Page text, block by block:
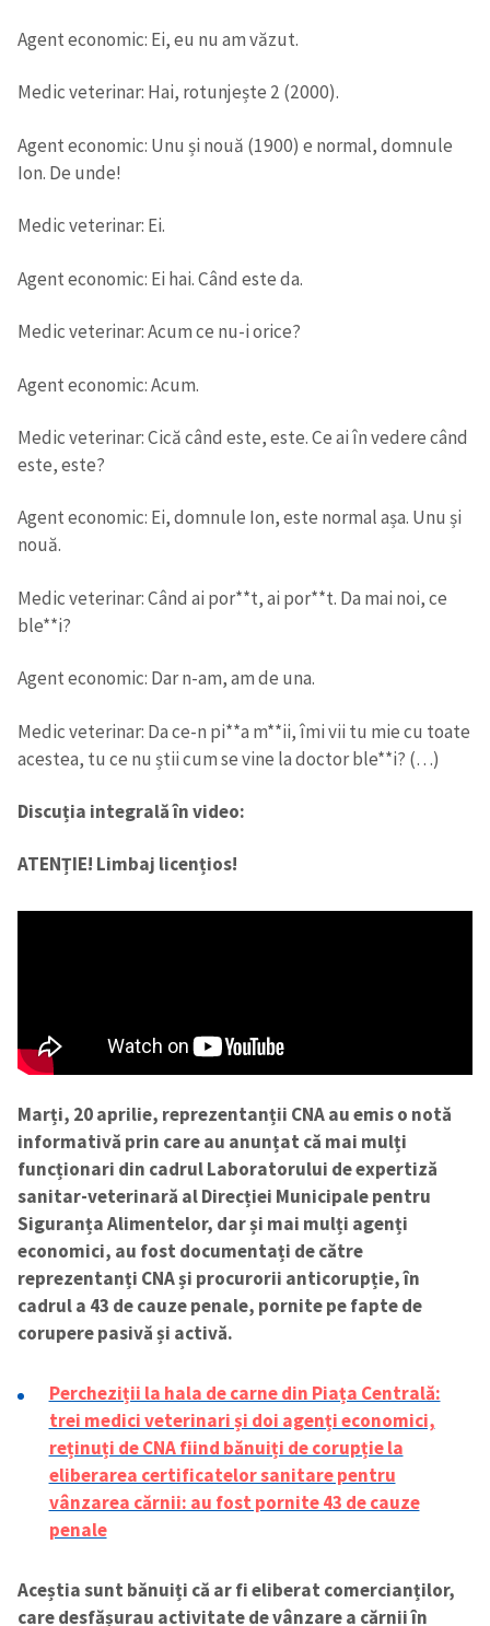
Trimite o informație
Despre ZdG
in English
на русском
Agent economic: Ei, eu nu am văzut.
Medic veterinar: Hai, rotunjește 2 (2000).
Agent economic: Unu și nouă (1900) e normal, domnule
Ion. De unde!
Medic veterinar: Ei.
Agent economic: Ei hai. Când este da.
Medic veterinar: Acum ce nu-i orice?
Agent economic: Acum.
Medic veterinar: Cică când este, este. Ce ai în vedere când
este, este?
Agent economic: Ei, domnule Ion, este normal așa. Unu și
nouă.
Medic veterinar: Când ai por**t, ai por**t. Da mai noi, ce
ble**i?
Agent economic: Dar n-am, am de una.
Medic veterinar: Da ce-n pi**a m**ii, îmi vii tu mie cu toate
acestea, tu ce nu știi cum se vine la doctor ble**i? (…)
Discuția integrală în video:
ATENȚIE! Limbaj licențios!
Marți, 20 aprilie, reprezentanții CNA au emis o notă
informativă prin care au anunțat că mai mulți
funcționari din cadrul Laboratorului de expertiză
sanitar-veterinară al Direcției Municipale pentru
Siguranța Alimentelor, dar și mai mulți agenți
economici, au fost documentați de către
reprezentanți CNA și procurorii anticorupție, în
cadrul a 43 de cauze penale, pornite pe fapte de
corupere pasivă și activă.
Percheziții la hala de carne din Piața Centrală:
trei medici veterinari și doi agenți economici,
reținuți de CNA fiind bănuiți de corupție la
eliberarea certificatelor sanitare pentru
vânzarea cărnii: au fost pornite 43 de cauze
penale
Aceștia sunt bănuiți că ar fi eliberat comercianților,
care desfășurau activitate de vânzare a cărnii în